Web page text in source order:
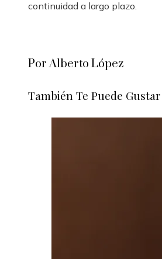
continuidad a largo plazo.
Por Alberto López
También Te Puede Gustar